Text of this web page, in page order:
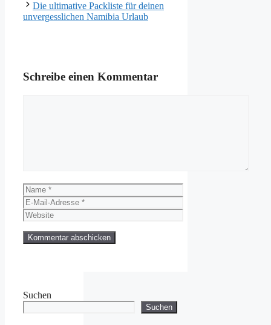
Die ultimative Packliste für deinen
unvergesslichen Namibia Urlaub
Schreibe einen Kommentar
Name
E-
Mail-
Adresse
Website
Suchen
Suchen